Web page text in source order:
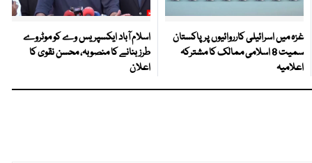
غزہ میں اسرائیلی کارروائیوں پر پاکستان
سمیت 8 اسلامی ممالک کا مشترکہ
اعلامیہ
اسلام آباد ایکسپریس وے کو موٹروے
طرز بنانے کا منصوبہ، محسن نقوی کا
اعلان